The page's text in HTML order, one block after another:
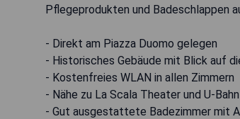
Pflegeprodukten und Badeschlappen
- Direkt am Piazza Duomo gelegen
- Historisches Gebäude mit Blick auf
- Kostenfreies WLAN in allen Zimmern
- Nähe zu La Scala Theater und U-Bahn
- Gut ausgestattete Badezimmer mit